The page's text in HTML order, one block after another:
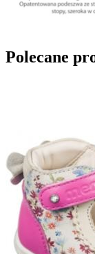
Polecane